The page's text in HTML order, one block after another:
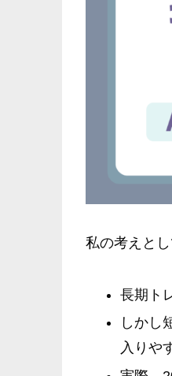
私の考えとし
長期ト
しかし
入りや